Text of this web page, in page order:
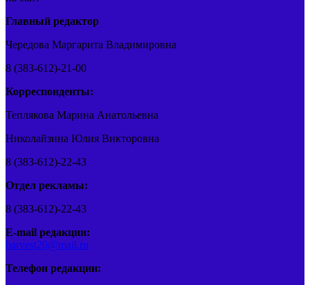
Главный редактор
Чередова Маргарита Владимировна
8 (383-612)-21-00
Корреспонденты:
Теплякова Марина Анатольевна
Николайзина Юлия Викторовна
8 (383-612)-22-43
Отдел рекламы:
8 (383-612)-22-43
E-mail редакции:
barvest20@mail.ru
Телефон редакции: